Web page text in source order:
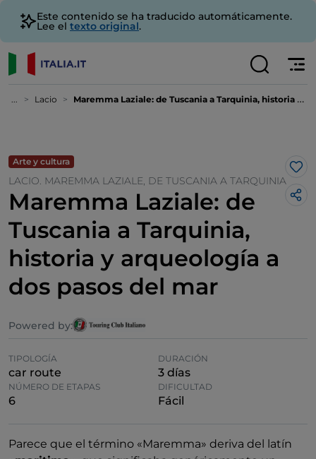
Este contenido se ha traducido automáticamente.
Lee el texto original.
... Lacio Maremma Laziale: de Tuscania a Tarquinia, historia y arqueología a dos pasos del mar
Arte y cultura
LACIO. MAREMMA LAZIALE, DE TUSCANIA A TARQUINIA
Maremma Laziale: de
Tuscania a Tarquinia,
historia y arqueología a
dos pasos del mar
Powered by:
TIPOLOGÍA
car route
DURACIÓN
3 días
NÚMERO DE ETAPAS
6
DIFICULTAD
Fácil
Parece que el término «Maremma» deriva del latín
Me